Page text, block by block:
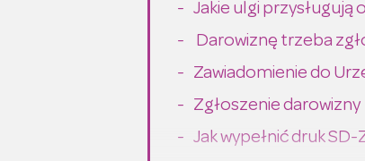
Jakie ulgi
Darowiznę trzeba
Zawiadomienie do
Zgłoszenie darowizny
Jak wypełnić druk SD-